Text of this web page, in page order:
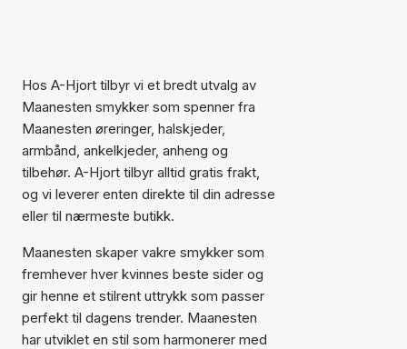
Hos A-Hjort tilbyr vi et bredt utvalg av
Maanesten smykker som spenner fra
Maanesten øreringer, halskjeder,
armbånd, ankelkjeder, anheng og
tilbehør. A-Hjort tilbyr alltid gratis frakt,
og vi leverer enten direkte til din adresse
eller til nærmeste butikk.
Maanesten skaper vakre smykker som
fremhever hver kvinnes beste sider og
gir henne et stilrent uttrykk som passer
perfekt til dagens trender. Maanesten
har utviklet en stil som harmonerer med